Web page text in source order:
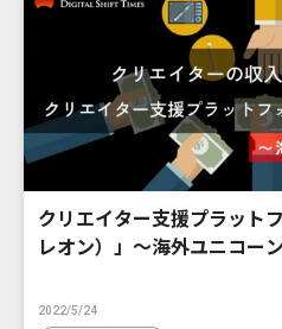
クリエイター支援プラット
レオン）」〜海外ユニコー
2022/5/24